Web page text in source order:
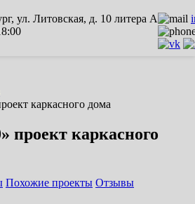
ул. Литовская, д. 10 литера А
каркасного дома
каркасного
Похожие проекты Отзывы